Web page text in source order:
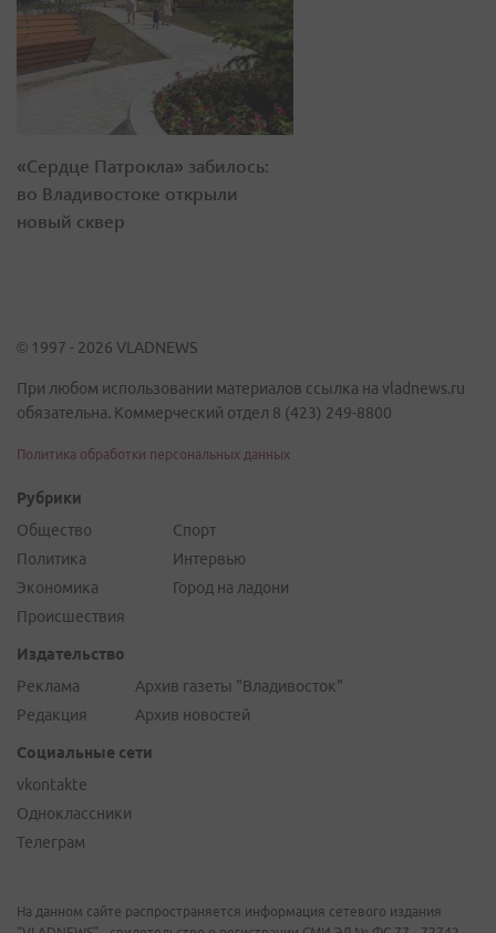
«Сердце Патрокла» забилось:
во Владивостоке открыли
новый сквер
© 1997 - 2026 VLADNEWS
При любом использовании материалов ссылка на vladnews.ru
обязательна. Коммерческий отдел 8 (423) 249-8800
Политика обработки персональных данных
Рубрики
Общество
Политика
Экономика
Происшествия
Спорт
Интервью
Город на ладони
Издательство
Реклама
Редакция
Архив газеты "Владивосток"
Архив новостей
Социальные сети
vkontakte
Одноклассники
Телеграм
На данном сайте распространяется информация сетевого издания